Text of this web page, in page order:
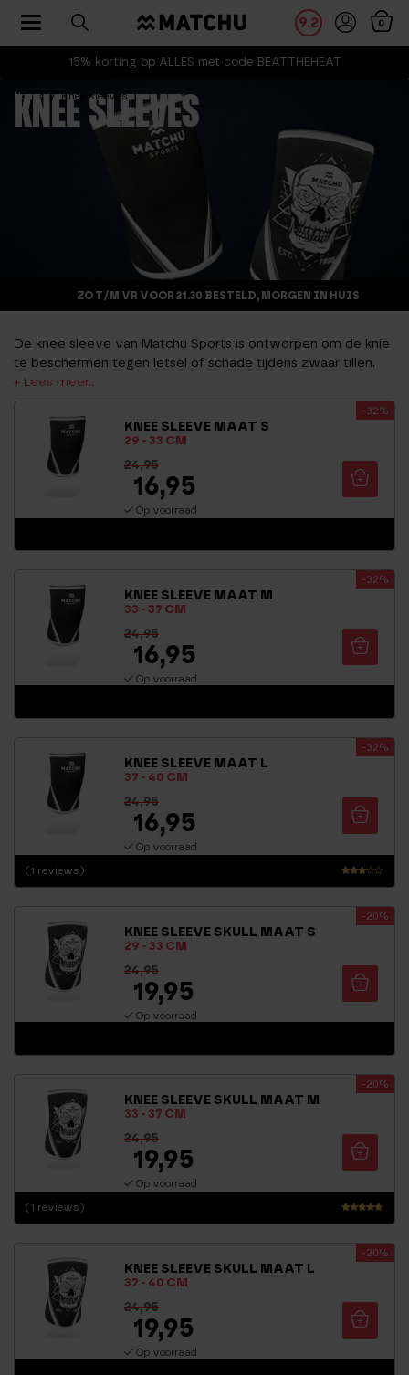
15% korting op ALLES met code BEATTHEHEAT
9.2 0
Toggle navigation
Home Knee sleeves
KNEE SLEEVES
ZO T/M VR VOOR 21.30 BESTELD, MORGEN IN HUIS
De knee sleeve van Matchu Sports is ontworpen om de knie
te beschermen tegen letsel of schade tijdens zwaar tillen.
Als je namelijk te zwaar traint is het risico op blessures
groter. De 7mm knee sleeves geven compressie aan het knie
gewricht. Ideaal voor mensen die zwaar tillen tijdens hun
trainingen! De knee sleeves zijn beschikbaar in de maten S, M
en L en worden per stuk verkocht.
KNEE SLEEVE MAAT S
29 - 33 CM
-32%
24,95
16,95
Op voorraad
KNEE SLEEVE MAAT M
33 - 37 CM
-32%
24,95
16,95
Op voorraad
KNEE SLEEVE MAAT L
37 - 40 CM
-32%
Waar
(1 reviews)
24,95
16,95
Op voorraad
KNEE SLEEVE SKULL MAAT S
29 - 33 CM
-20%
24,95
19,95
Op voorraad
KNEE SLEEVE SKULL MAAT M
33 - 37 CM
-20%
Waarderi
(1 reviews)
24,95
19,95
Op voorraad
KNEE SLEEVE SKULL MAAT L
37 - 40 CM
-20%
24,95
19,95
Op voorraad